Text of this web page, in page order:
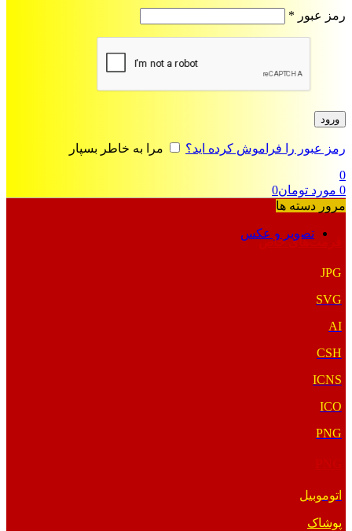
رمز عبور *
ورود
رمز عبور را فراموش کرده اید؟
مرا به خاطر بسپار
0
0 مورد تومان0
مرور دسته ها
تصویر و عکس
فرمت‌های خاص
JPG
SVG
AI
CSH
ICNS
ICO
PNG
اتوموبیل
پوشاک